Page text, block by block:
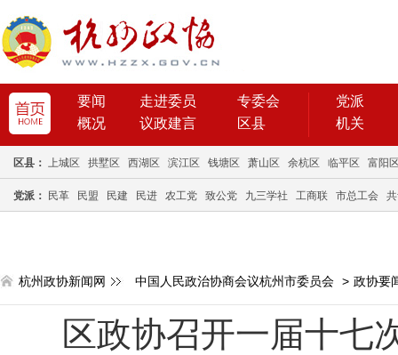
要闻 走进委员
专委会
概况
议政建言 区县
党派
机关
区县： 上城区 拱墅区 西湖区 滨江区 钱塘区 萧山区 余杭区 临平区 富阳
党派： 民革 民盟 民建 民进 农工党 致公党 九三学社 工商联 市总工会
杭州政协新闻网 中国人民政治协商会议杭州市委员会 > 政协要
区政协召开一届十七